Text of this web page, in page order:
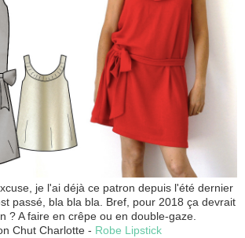
je l'ai déjà ce patron depuis l'été dernier
passé, bla bla bla. Bref, pour 2018 ça devrait
? A faire en crêpe ou en double-gaze.
Chut Charlotte - Robe Lipstick